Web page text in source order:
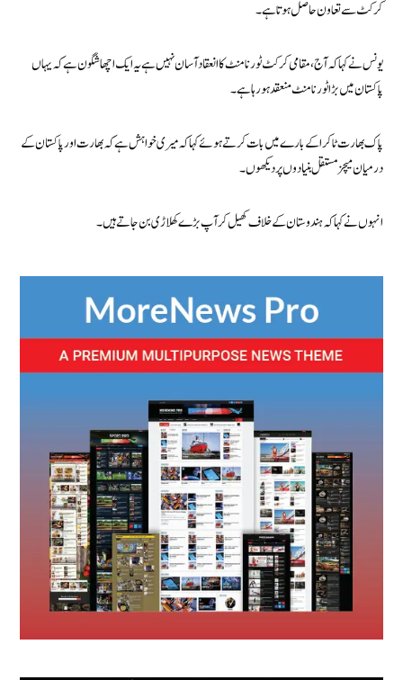
کرکٹ سے تعاون حاصل ہوتا ہے۔
یونس نے کہا کہ آج، مقامی کرکٹ ٹورنامنٹ کا انعقاد آسان نہیں ہے یہ ایک اچھا شگون ہے کہ یہاں
پاکستان میں بڑا ٹورنامنٹ منعقد ہو رہا ہے۔
پاک بھارت ٹاکرا کے بارے میں بات کرتے ہوئے کہا کہ میری خواہش ہے کہ بھارت اور پاکستان کے
درمیان میچز مستقل بنیادوں پر دیکھوں۔
انہوں نے کہا کہ ہندوستان کے خلاف کھیل کر آپ بڑے کھلاڑی بن جاتے ہیں۔